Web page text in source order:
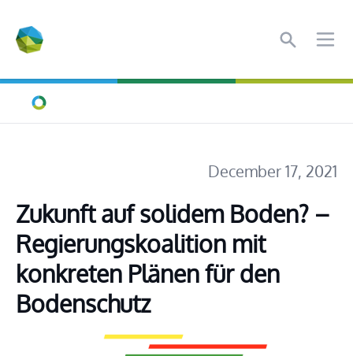
Search
Home
December 17, 2021
Zukunft auf solidem Boden? –
Regierungskoalition mit
konkreten Plänen für den
Bodenschutz